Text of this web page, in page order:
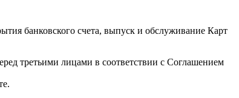
банковского счета, выпуск и обслуживание Карт
третьими лицами в соответствии с Соглашением